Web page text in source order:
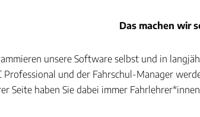
Das machen wir
unsere Software selbst und in
Professional und der Fahrschul-Manager
Seite haben Sie dabei immer